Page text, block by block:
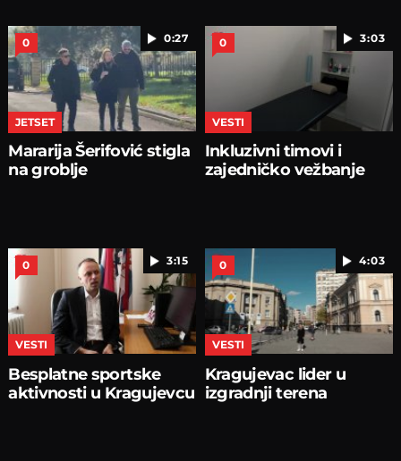
0:27
0
JETSET
Mararija Šerifović stigla
na groblje
3:03
0
VESTI
Inkluzivni timovi i
zajedničko vežbanje
3:15
0
VESTI
Besplatne sportske
aktivnosti u Kragujevcu
4:03
0
VESTI
Kragujevac lider u
izgradnji terena